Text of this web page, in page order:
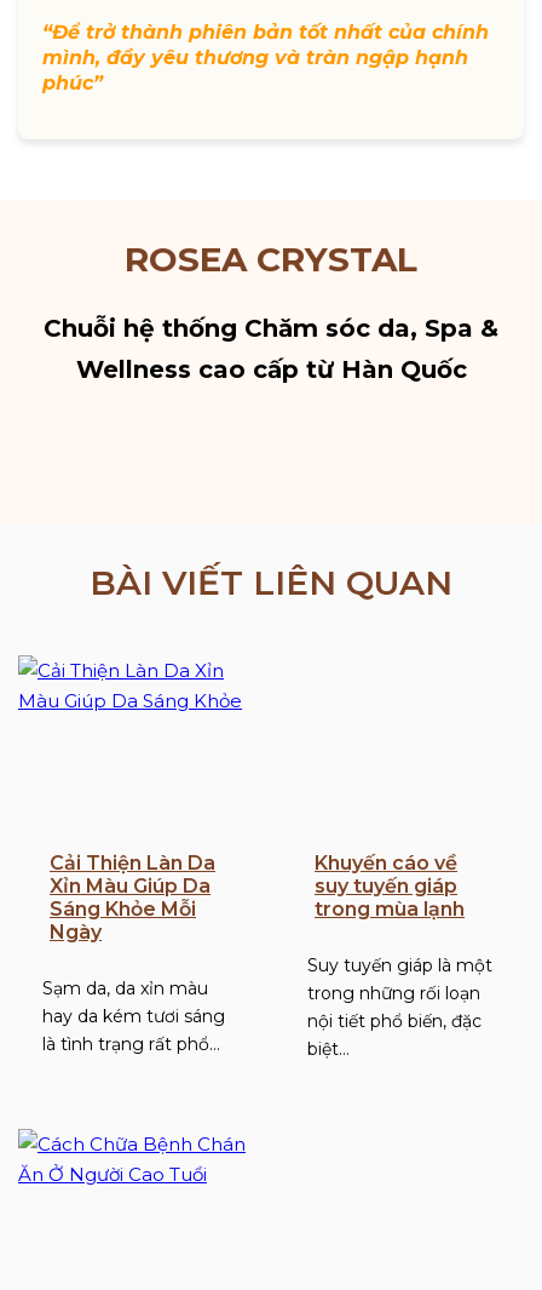
“Để trở thành phiên bản tốt nhất của chính
mình, đầy yêu thương và tràn ngập hạnh
phúc”
ROSEA CRYSTAL
Chuỗi hệ thống Chăm sóc da, Spa &
Wellness cao cấp từ Hàn Quốc
BÀI VIẾT LIÊN QUAN
Cải Thiện Làn Da
Xỉn Màu Giúp Da
Sáng Khỏe Mỗi
Ngày
Sạm da, da xỉn màu
hay da kém tươi sáng
là tình trạng rất phổ…
Khuyến cáo về
suy tuyến giáp
trong mùa lạnh
Suy tuyến giáp là một
trong những rối loạn
nội tiết phổ biến, đặc
biệt…